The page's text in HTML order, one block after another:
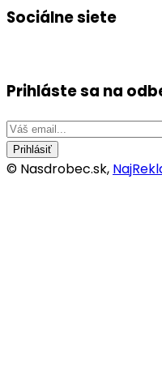
Sociálne siete
Prihláste sa na
Prihlásiť
© Nasdrobec.sk,